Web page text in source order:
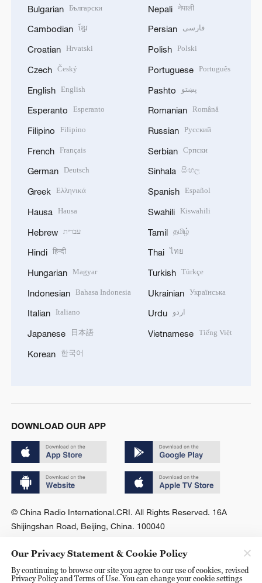
Bulgarian Български
Cambodian ខ្មែរ
Croatian Hrvatski
Czech Český
English English
Esperanto Esperanto
Filipino Filipino
French Français
German Deutsch
Greek Ελληνικά
Hausa Hausa
Hebrew עברית
Hindi हिन्दी
Hungarian Magyar
Indonesian Bahasa Indonesia
Italian Italiano
Japanese 日本語
Korean 한국어
Nepali नेपाली
Persian فارسی
Polish Polski
Portuguese Português
Pashto پښتو
Romanian Română
Russian Русский
Serbian Српски
Sinhala සිංහල
Spanish Español
Swahili Kiswahili
Tamil தமிழ்
Thai ไทย
Turkish Türkçe
Ukrainian Українська
Urdu اردو
Vietnamese Tiếng Việt
DOWNLOAD OUR APP
© China Radio International.CRI. All Rights Reserved. 16A
Shijingshan Road, Beijing, China. 100040
Our Privacy Statement & Cookie Policy
By continuing to browse our site you agree to our use of cookies, revised
Privacy Policy and Terms of Use. You can change your cookie settings